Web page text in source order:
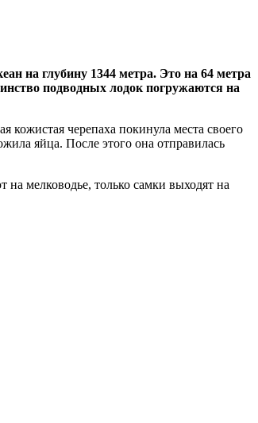
на глубину 1344 метра. Это на 64 метра
подводных лодок погружаются на
черепаха покинула места своего
яйца. После этого она отправилась
мелководье, только самки выходят на